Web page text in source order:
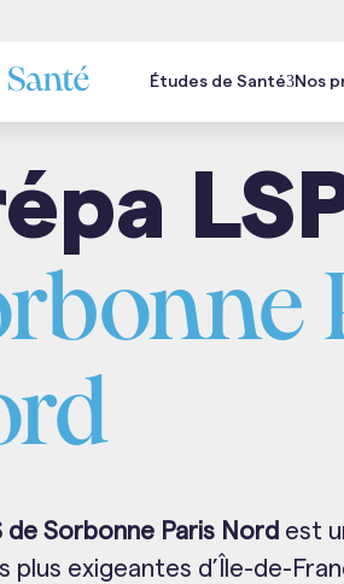
Études de Santé Nos
de Sorbonne Paris Nord est
plus exigeantes d’Île-de-